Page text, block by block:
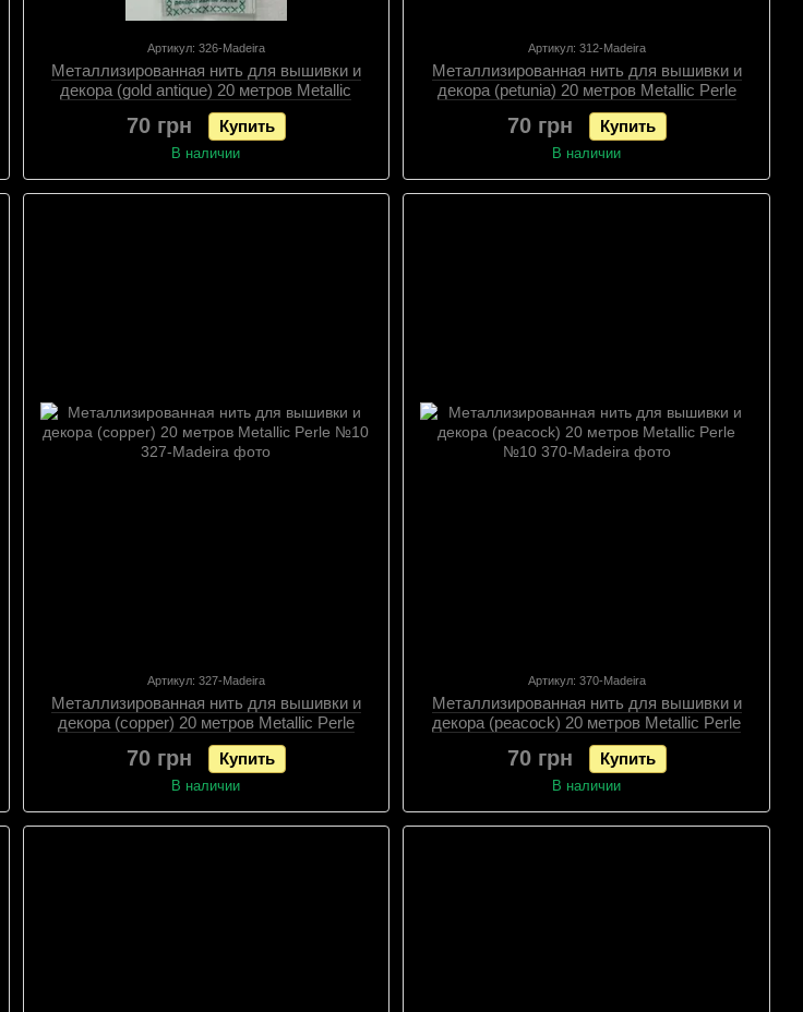
Артикул: 326-Madeira
Металлизированная нить для вышивки и
декора (gold antique) 20 метров Metallic
Perle №10
70 грн Купить
В наличии
Артикул: 312-Madeira
Металлизированная нить для вышивки и
декора (petunia) 20 метров Metallic Perle
№10
70 грн Купить
В наличии
Артикул: 327-Madeira
Металлизированная нить для вышивки и
декора (copper) 20 метров Metallic Perle
№10
70 грн Купить
В наличии
Артикул: 370-Madeira
Металлизированная нить для вышивки и
декора (peacock) 20 метров Metallic Perle
№10
70 грн Купить
В наличии